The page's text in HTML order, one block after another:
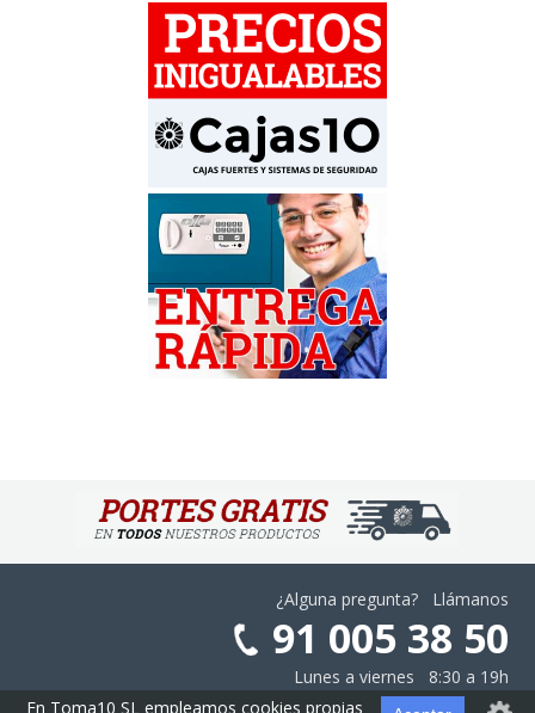
¿Alguna pregunta? Llámanos
91 005 38 50
Lunes a viernes 8:30 a 19h
En Toma10 SL empleamos cookies propias